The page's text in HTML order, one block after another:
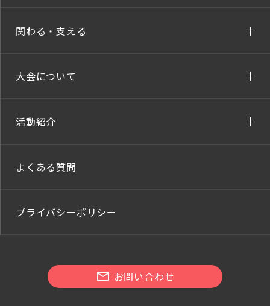
関わる・支える
大会について
活動紹介
よくある質問
プライバシーポリシー
お問い合わせ